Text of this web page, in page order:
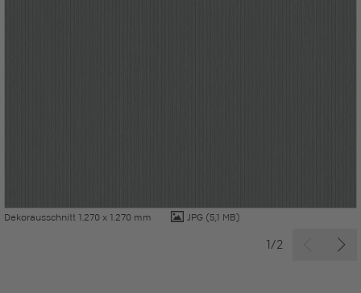
Dekorausschnitt 1.270 x 1.270 mm JPG (5,1 MB)
1/2